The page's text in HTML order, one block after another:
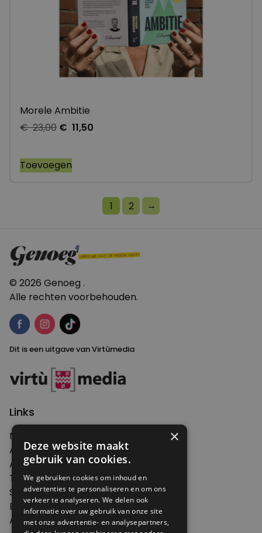
Morele Ambitie
€23,00 € 11,50
Toevoegen
1 2 →
© 2026 Genoeg .
Alle rechten voorbehouden.
Dit is een uitgave van Virtùmedia
Links
Nieuws
Artikelen
Agenda
Thema's
Shop
Edities
Abonneren
×
Deze website maakt
gebruik van cookies.
We gebruiken cookies om inhoud en
advertenties te personaliseren en om ons
verkeer te analyseren. We delen ook
informatie over uw gebruik van onze site
met onze advertentie- en analysepartners,